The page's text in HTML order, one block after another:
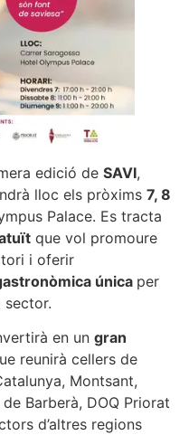
edició de SAVI,
lloc els pròxims 7, 8
Palace. Es tracta
que vol promoure
i oferir
única per
sector.
en un gran
reunirà cellers de
Montsant,
Barberà, DOQ Priorat
d’altres regions